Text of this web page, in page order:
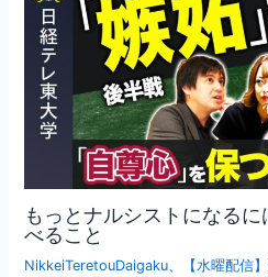
もっとナルシストになる
べること
NikkeiTeretouDaigaku 【水曜配信